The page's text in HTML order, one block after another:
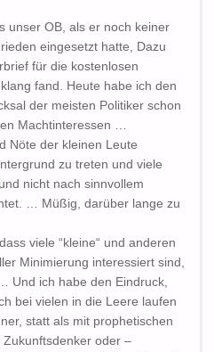
unser OB, als er noch keiner
eingesetzt hatte, Dazu
für die kostenlosen
fand. Heute habe ich den
der meisten Politiker schon
Machtinteressen …
Nöte der kleinen Leute
zu treten und viele
nicht nach sinnvollem
… Müßig, darüber lange zu
viele “kleine“ und anderen
Minimierung interessiert sind,
Und ich habe den Eindruck,
bei vielen in die Leere laufen
statt als mit prophetischen
Zukunftsdenker oder –